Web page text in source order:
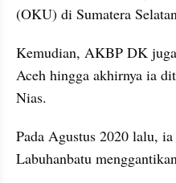
(OKU) di Sumatera
Kemudian, AKBP DK
Aceh hingga akhirnya ia
Nias.
Pada Agustus 2020 lalu,
Labuhanbatu